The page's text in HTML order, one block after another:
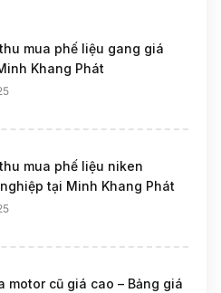
mua phế liệu gang giá
Khang Phát
mua phế liệu niken
tại Minh Khang Phát
motor cũ giá cao – Bảng giá